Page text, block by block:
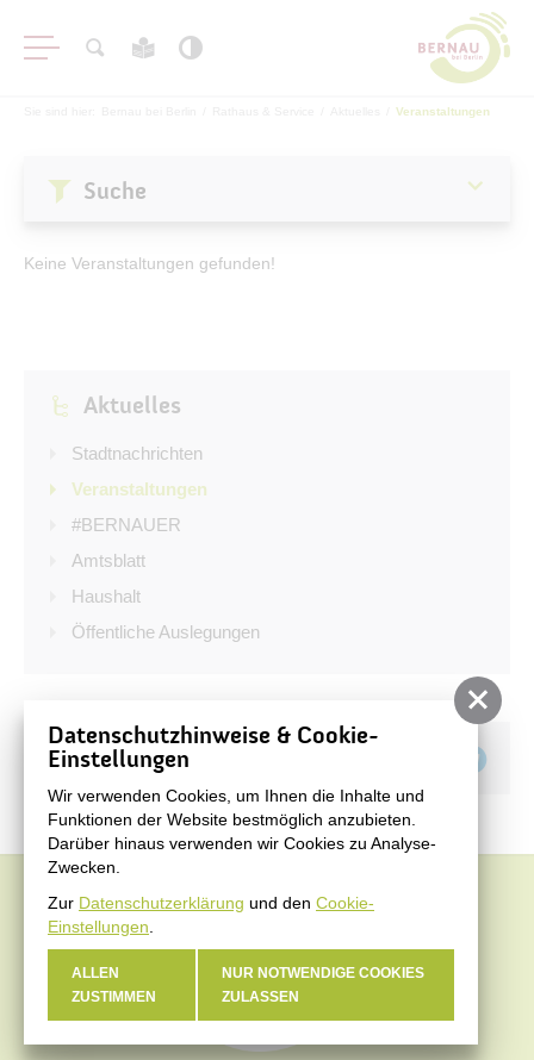
Aktuelles
Amtsblatt
Haushalt
Öffentliche Auslegungen
Bürgerservice
Bürgerinformation
Stadtverwaltung
Veranstaltungen
Keine Veranstaltungen gefunden!
Suche
Aktuelles
Stadtnachrichten
Veranstaltungen
#BERNAUER
Amtsblatt
Haushalt
Öffentliche Auslegungen
Teilen auf
Datenschutzhinweise & Cookie-
Einstellungen
Wir verwenden Cookies, um Ihnen die Inhalte und
Funktionen der Website bestmöglich anzubieten.
Darüber hinaus verwenden wir Cookies zu Analyse-
Zwecken.
Zur Datenschutzerklärung und den Cookie-
Einstellungen
ALLEN
ZUSTIMMEN
NUR NOTWENDIGE COOKIES
ZULASSEN